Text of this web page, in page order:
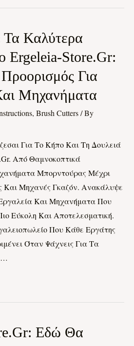
Καλύτερα
Ergeleia-Store.gr:
Για
Μηχανήματα
Brush Cutters/ By
Για Το Κήπο Και Τη Δουλειά
Από Θαμνοκοπτικά
Μπορντούρας Μέχρι
Και Μηχανές Γκαζόν. Ανακάλυψε
Εργαλεία Και Μηχανήματα Που
Εύκολη Και Αποτελεσματική.
Που Κάθε Εργάτης
Όταν Ψάχνεις Για Τα
…
Εδώ Θα